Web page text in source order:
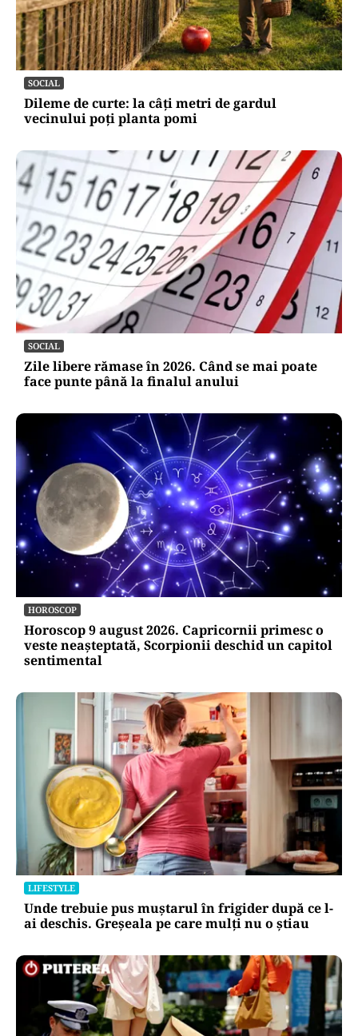
SOCIAL
Dileme de curte: la câți metri de gardul
vecinului poți planta pomi
SOCIAL
Zile libere rămase în 2026. Când se mai poate
face punte până la finalul anului
HOROSCOP
Horoscop 9 august 2026. Capricornii primesc o
veste neașteptată, Scorpionii deschid un capitol
sentimental
LIFESTYLE
Unde trebuie pus muștarul în frigider după ce l-
ai deschis. Greșeala pe care mulți nu o știau